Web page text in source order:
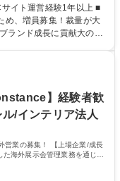
る業務をお任せします。
す ■売上予算管理（予算
メルマガ・LINE配信・
AZUL BY MOUSSY/R
/年休127日
イト運営経験1年以上 ■
め、増員募集！裁量が大
ランド成長に貢献大の役
部が連携しており、部
られます。 【働き方】月
！ 裁量もあり、取り組み
】経験者歓
/インテリア法人
営業の募集！ 【上場企業/成長